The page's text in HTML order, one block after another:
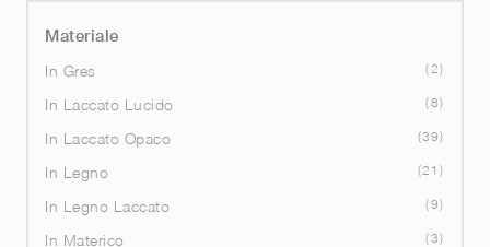
Materiale
In Gres
2
In Laccato Lucido 8
In Laccato Opaco 39
In Legno 21
In Legno Laccato 9
In Materico 3